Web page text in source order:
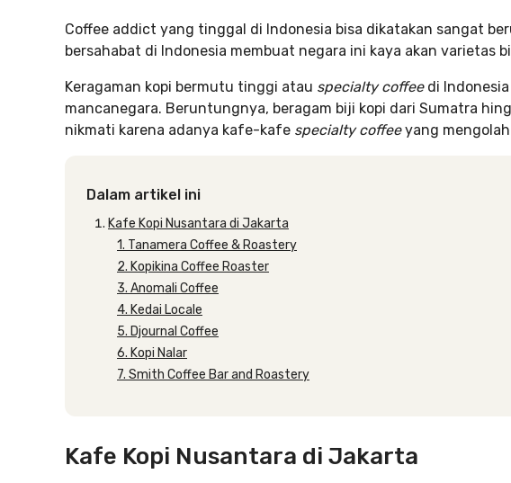
Coffee addict yang tinggal di Indonesia bisa dikatakan sangat
bersahabat di Indonesia membuat negara ini kaya akan varietas
Keragaman kopi bermutu tinggi atau specialty coffee di
mancanegara. Beruntungnya, beragam biji kopi dari Sumatra
nikmati karena adanya kafe-kafe specialty coffeeyang
Dalam artikel ini
Kafe Kopi Nusantara di Jakarta
1. Tanamera Coffee & Roastery
2. Kopikina Coffee Roaster
3. Anomali Coffee
4. Kedai Locale
5. Djournal Coffee
6. Kopi Nalar
7. Smith Coffee Bar and Roastery
Kafe Kopi Nusantara di Jakarta